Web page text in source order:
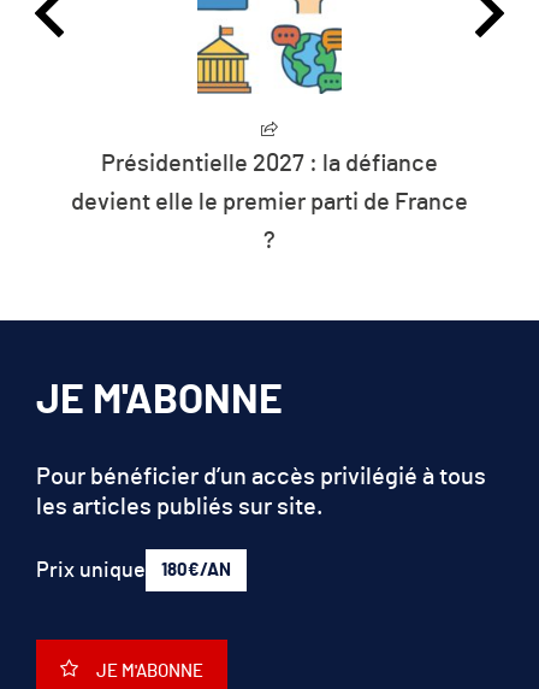
2027 : la défiance
elle le premier parti de France
JE M'ABONNE
Pour bénéficier d’un accès privilégié à tous
les articles publiés sur site.
Prix unique 180€/AN
JE M'ABONNE